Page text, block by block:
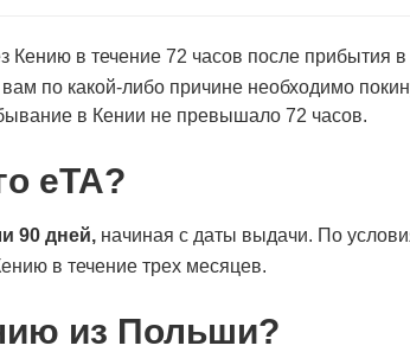
в течение 72 часов после прибытия
по какой-либо причине необходимо
в Кении не превышало 72 часов.
eTA?
90 дней,начиная с даты выдачи. По
в течение трех месяцев.
из Польши?